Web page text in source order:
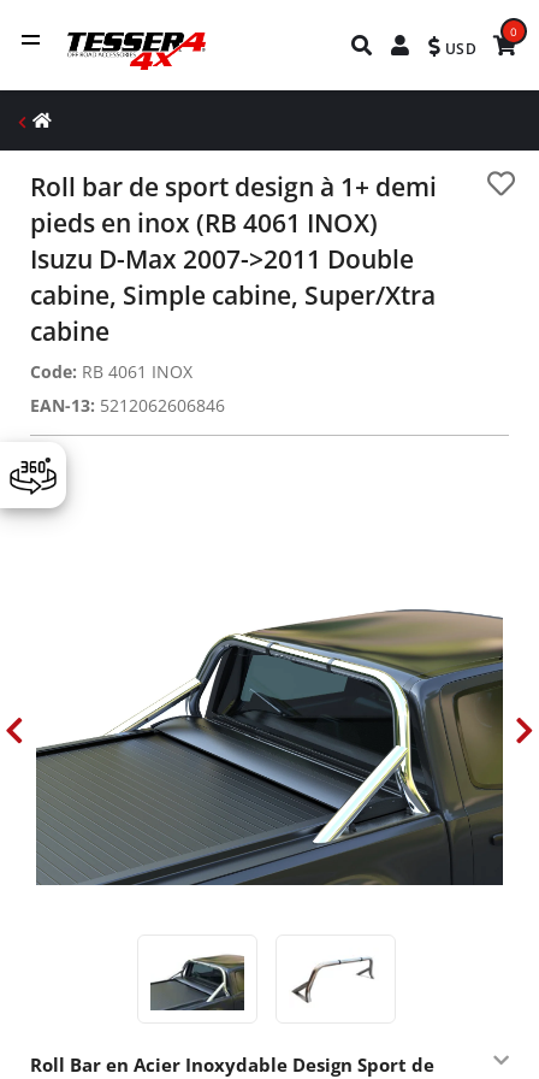
USD
0
Roll bar de sport design à 1+ demi
pieds en inox (RB 4061 INOX)
Isuzu D-Max 2007->2011 Double
cabine, Simple cabine, Super/Xtra
cabine
Code: RB 4061 INOX
EAN-13: 5212062606846
Roll Bar en Acier Inoxydable Design Sport de